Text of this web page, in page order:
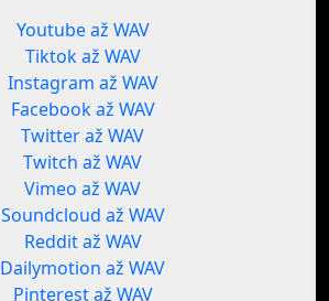
Youtube až WAV
Tiktok až WAV
Instagram až WAV
Facebook až WAV
Twitter až WAV
Twitch až WAV
Vimeo až WAV
Soundcloud až WAV
Reddit až WAV
Dailymotion až WAV
Pinterest až WAV